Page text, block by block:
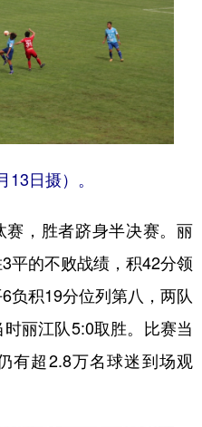
日摄）。
，胜者跻身半决赛。丽
平的不败战绩，积42分领
负积19分位列第八，两队
丽江队5:0取胜。比赛当
有超2.8万名球迷到场观